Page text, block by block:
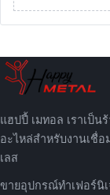
แฮปปี้ เมทอล เราเป็
อะไหล่สำหรับงานเชื่
เลส
ขายอุปกรณ์ทำเฟอร์นิ